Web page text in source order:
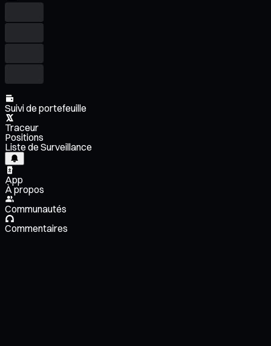
Suivi de portefeuille
Traceur
Positions
Liste de Surveillance
App
À propos
Communautés
Commentaires